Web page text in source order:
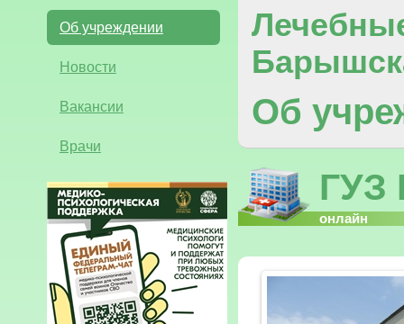
Об учреждении
Новости
Вакансии
Врачи
Об
онлайн